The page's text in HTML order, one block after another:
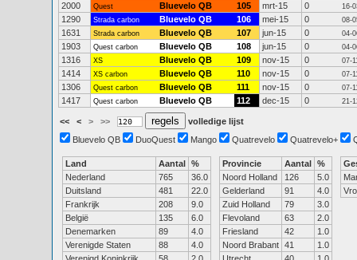
2000 Quest Bluevelo QB 105 mrt-15 0 16-
1290 Strada carbon Bluevelo QB 106 mei-15 0 08-
1631 Strada carbon Bluevelo QB 107 jun-15 0 04-
1903 Quest carbon Bluevelo QB 108 jun-15 0 04-
1316 XS Bluevelo QB 109 nov-15 0 07-
1414 XS carbon Bluevelo QB 110 nov-15 0 07-
1306 Quest carbon Bluevelo QB 111 nov-15 0 07-
1417 Quest carbon Bluevelo QB 112 dec-15 0 21-
<< < > >>
volledige lijst
Bluevelo QB
DuoQuest Mango Quatrevelo Quatrevelo+
Land Aantal %
Nederland
765
36.0
Duitsland
481
22.0
Frankrijk
208
9.0
België
135
6.0
Denemarken
89
4.0
Verenigde Staten
88
4.0
Provincie Aantal %
Noord Holland
126
5.0
Gelderland
91
4.0
Zuid Holland
79
3.0
Flevoland
63
2.0
Friesland
42
1.0
Noord Brabant 41
1.0